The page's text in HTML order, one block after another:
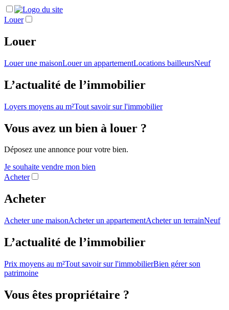
Louer
Louer
Louer une maisonLouer un appartementLocations bailleursNeuf
L’actualité de l’immobilier
Loyers moyens au m²Tout savoir sur l'immobilier
Vous avez un bien à louer ?
Déposez une annonce pour votre bien.
Je souhaite vendre mon bien
Acheter
Acheter
Acheter une maisonAcheter un appartementAcheter un terrainNeuf
L’actualité de l’immobilier
Prix moyens au m²Tout savoir sur l'immobilierBien gérer son
patrimoine
Vous êtes propriétaire ?